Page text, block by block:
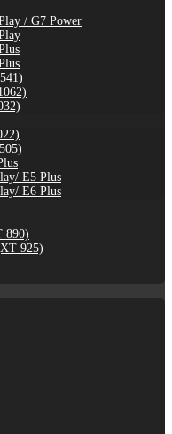
/ G7 Power
E5 Plus
E6 Plus
890)
925)